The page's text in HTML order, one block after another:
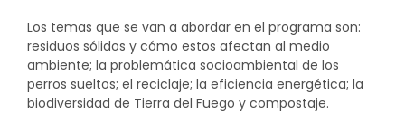
Los temas que se van a abordar en el programa son:
residuos sólidos y cómo estos afectan al medio
ambiente; la problemática socioambiental de los
perros sueltos; el reciclaje; la eficiencia energética; la
biodiversidad de Tierra del Fuego y compostaje.